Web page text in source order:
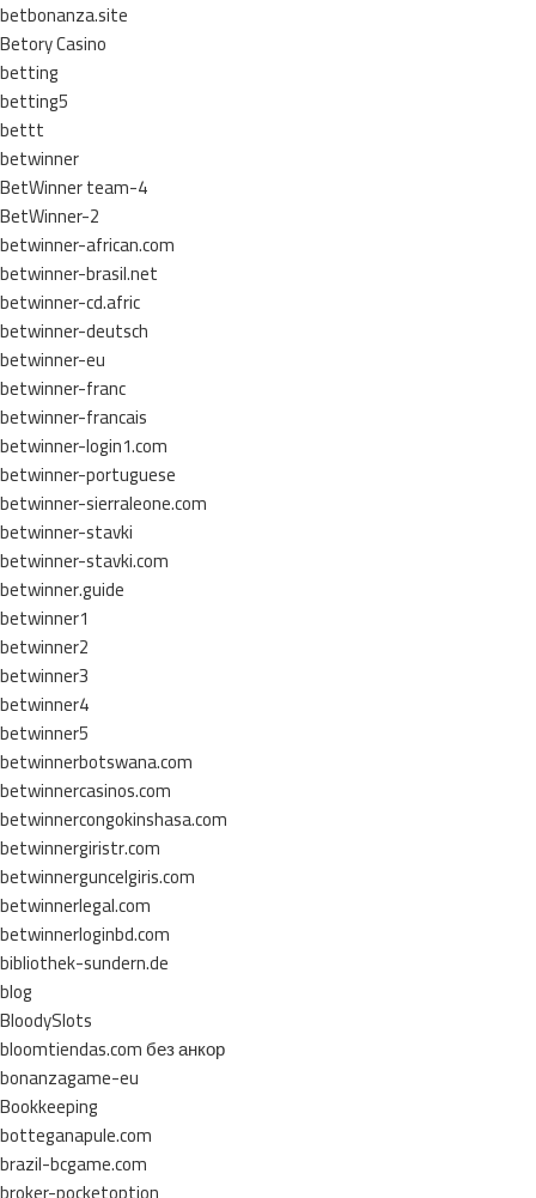
betbonanza.site
Betory Casino
betting
betting5
bettt
betwinner
BetWinner team-4
BetWinner-2
betwinner-african.com
betwinner-brasil.net
betwinner-cd.afric
betwinner-deutsch
betwinner-eu
betwinner-franc
betwinner-francais
betwinner-login1.com
betwinner-portuguese
betwinner-sierraleone.com
betwinner-stavki
betwinner-stavki.com
betwinner.guide
betwinner1
betwinner2
betwinner3
betwinner4
betwinner5
betwinnerbotswana.com
betwinnercasinos.com
betwinnercongokinshasa.com
betwinnergiristr.com
betwinnerguncelgiris.com
betwinnerlegal.com
betwinnerloginbd.com
bibliothek-sundern.de
blog
BloodySlots
bloomtiendas.com без анкор
bonanzagame-eu
Bookkeeping
botteganapule.com
brazil-bcgame.com